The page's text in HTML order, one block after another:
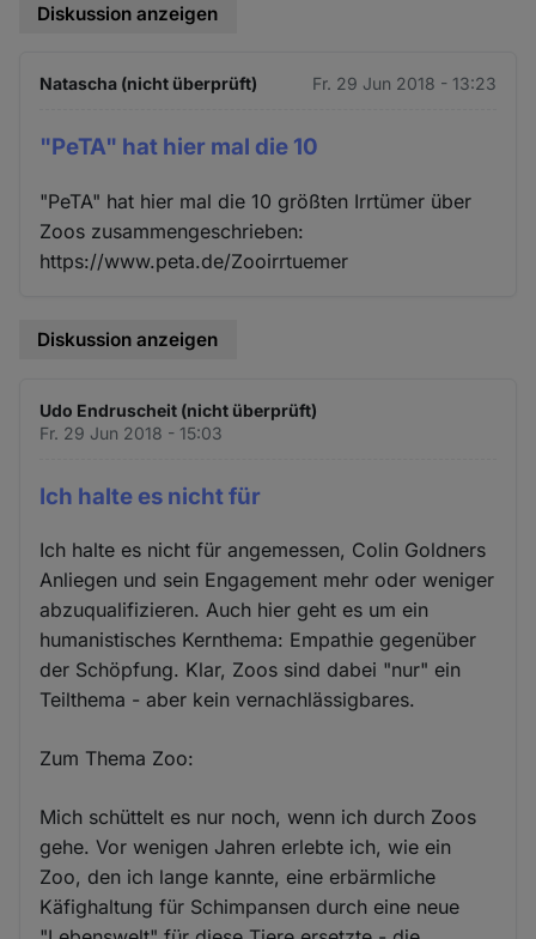
Diskussion anzeigen
Natascha (nicht überprüft) Fr. 29 Jun 2018 - 13:23
"PeTA" hat hier mal die 10
"PeTA" hat hier mal die 10 größten Irrtümer über
Zoos zusammengeschrieben:
https://www.peta.de/Zooirrtuemer
Diskussion anzeigen
Udo Endruscheit (nicht überprüft)
Fr. 29 Jun 2018 - 15:03
Ich halte es nicht für
Ich halte es nicht für angemessen, Colin Goldners
Anliegen und sein Engagement mehr oder weniger
abzuqualifizieren. Auch hier geht es um ein
humanistisches Kernthema: Empathie gegenüber
der Schöpfung. Klar, Zoos sind dabei "nur" ein
Teilthema - aber kein vernachlässigbares.
Zum Thema Zoo:
Mich schüttelt es nur noch, wenn ich durch Zoos
gehe. Vor wenigen Jahren erlebte ich, wie ein
Zoo, den ich lange kannte, eine erbärmliche
Käfighaltung für Schimpansen durch eine neue